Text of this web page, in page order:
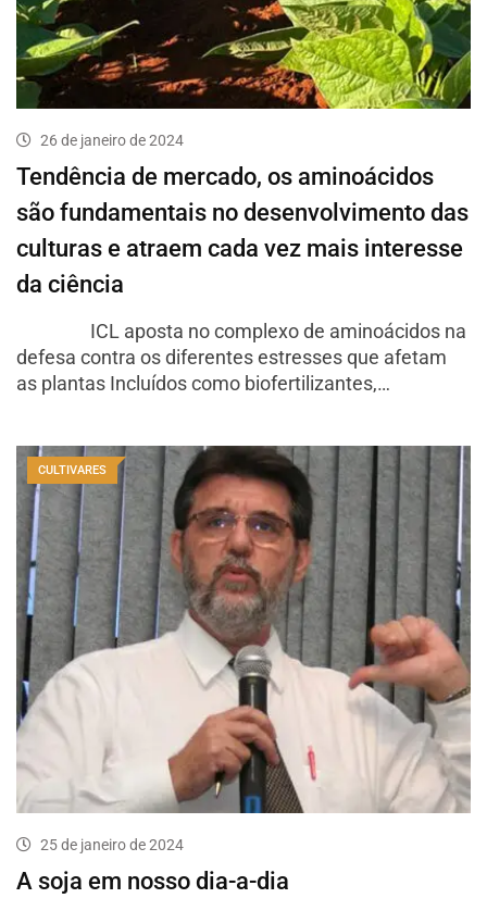
26 de janeiro de 2024
Tendência de mercado, os aminoácidos
são fundamentais no desenvolvimento das
culturas e atraem cada vez mais interesse
da ciência
ICL aposta no complexo de aminoácidos na
defesa contra os diferentes estresses que afetam
as plantas Incluídos como biofertilizantes,…
CULTIVARES
25 de janeiro de 2024
A soja em nosso dia-a-dia